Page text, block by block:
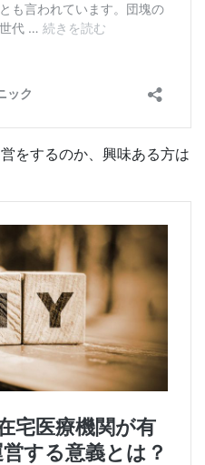
をするのか、興味ある方は